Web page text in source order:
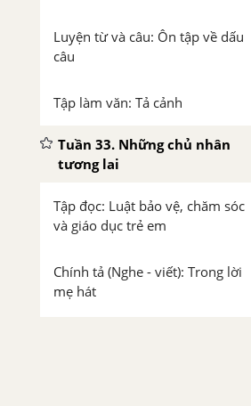
Luyện từ và câu: Ôn tập về dấu
câu
Tập làm văn: Tả cảnh
Tuần 33. Những chủ nhân
tương lai
Tập đọc: Luật bảo vệ, chăm sóc
và giáo dục trẻ em
Chính tả (Nghe - viết): Trong lời
mẹ hát